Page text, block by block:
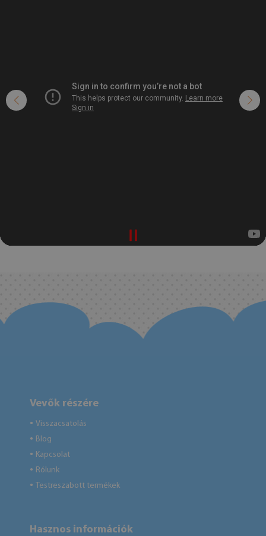
Vevők részére
● Visszacsatolás
● Blog
● Kapcsolat
● Rólunk
● Testreszabott termékek
Hasznos információk